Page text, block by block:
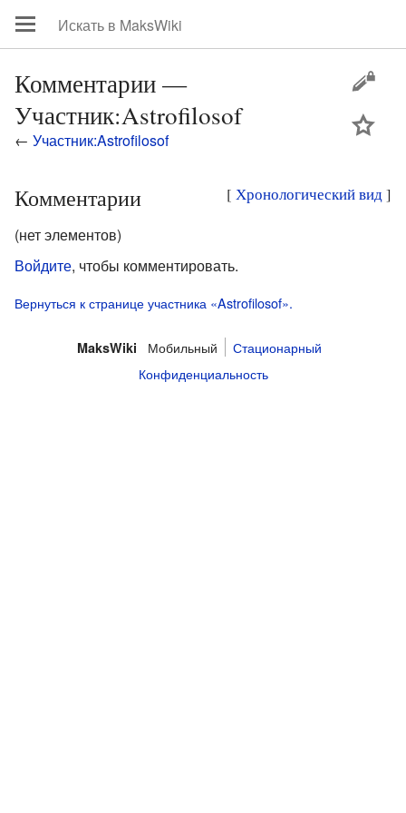
Комментарии —
Участник:Astrofilosof
← Участник:Astrofilosof
[ Хронологический вид]
Комментарии
(нет элементов)
Войдите, чтобы комментировать.
Вернуться к странице участника «Astrofilosof».
MaksWiki Мобильный
Стационарный
Конфиденциальность